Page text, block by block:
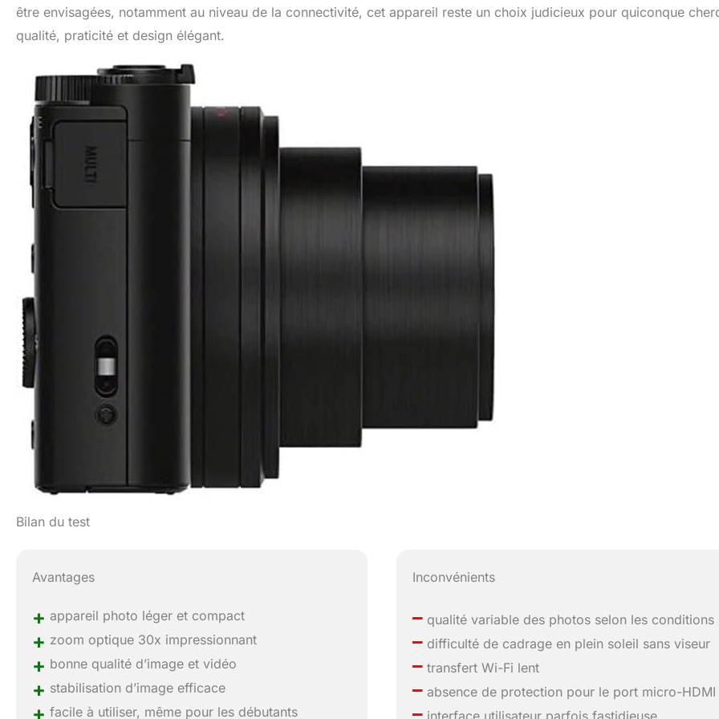
être envisagées, notamment au niveau de la connectivité, cet appareil reste un choix judicieux pour quiconque
qualité, praticité et design élégant.
Bilan du test
Avantages
+ appareil photo léger et compact
+ zoom optique 30x impressionnant
+ bonne qualité d’image et vidéo
+ stabilisation d’image efficace
+ facile à utiliser, même pour les débutants
Inconvénients
– qualité variable des photos selon les conditions
– difficulté de cadrage en plein soleil sans viseur
– transfert Wi-Fi lent
– absence de protection pour le port micro-HDMI
–